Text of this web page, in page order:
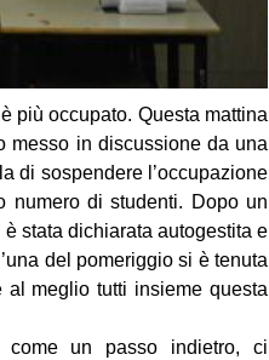
più occupato. Questa mattina
messo in discussione da una
di sospendere l’occupazione
numero di studenti. Dopo un
stata dichiarata autogestita e
del pomeriggio si è tenuta
meglio tutti insieme questa
un passo indietro, ci